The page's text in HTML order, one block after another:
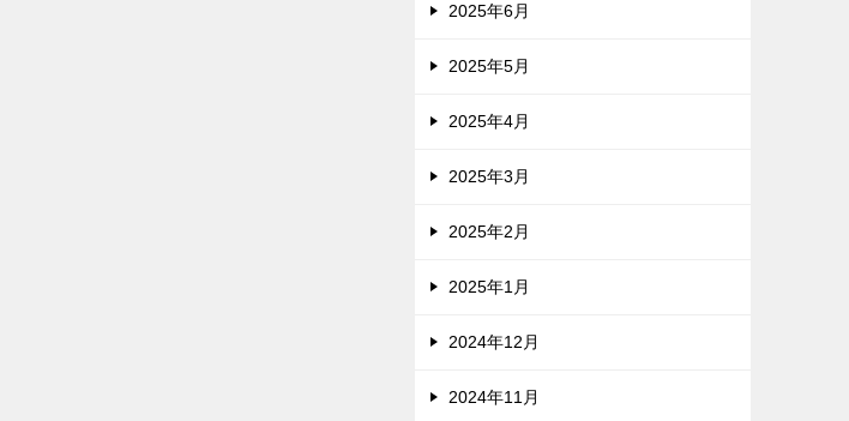
2025年6月
2025年5月
2025年4月
2025年3月
2025年2月
2025年1月
2024年12月
2024年11月